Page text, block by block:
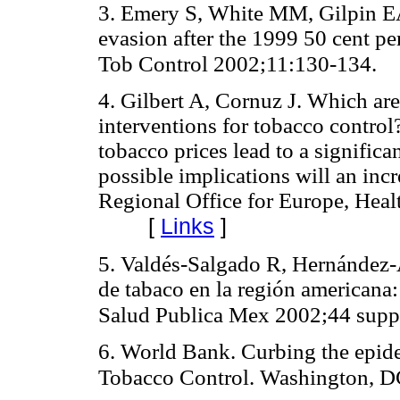
3. Emery S, White MM, Gilpin
evasion after the 1999 50 cent
Tob Control 2002;11:130-134.
4. Gilbert A, Cornuz J. Which
interventions for tobacco
tobacco prices lead to a
possible implications will an
Regional Office for Europe,
[ Links ]
5. Valdés-Salgado R,
de tabaco en la región
Salud Publica Mex 2002;44
6. World Bank. Curbing the
Tobacco Control. Washington,